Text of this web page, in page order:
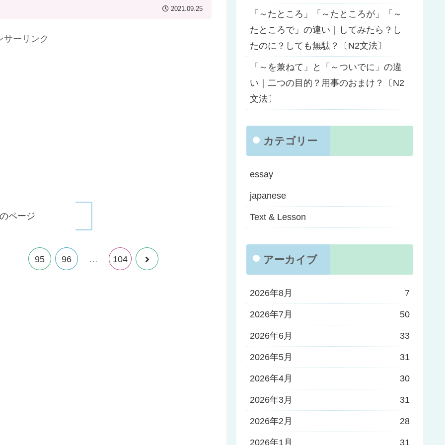
2021.09.25
サーリンク
ページ
95 96 … 104
「～たところ」「～たところが」「～
たところで」の違い｜してみたら？し
たのに？しても無駄？〔N2文法〕
「～を兼ねて」と「～ついでに」の違
い｜二つの目的？用事のおまけ？〔N2
文法〕
カテゴリー
essay
japanese
Text & Lesson
アーカイブ
2026年8月 7
2026年7月 50
2026年6月 33
2026年5月 31
2026年4月 30
2026年3月 31
2026年2月 28
2026年1月 31